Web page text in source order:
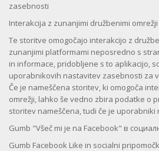
zasebnosti
Interakcija z zunanjimi družbenimi
Te storitve omogočajo interakcijo z
zunanjimi platformami neposredno s
in informace, pridobljene s to aplikacijo,
uporabnikovih nastavitev zasebnosti za
Če je nameščena storitev, ki omogoča
omrežji, lahko še vedno zbira podatke o
storitev nameščena, tudi če je uporabniki
Gumb "Všeč mi je na Facebook" в
Gumb Facebook Like in socialni